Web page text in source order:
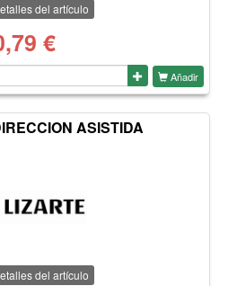
del artículo
€
Añadir
ASISTIDA
del artículo